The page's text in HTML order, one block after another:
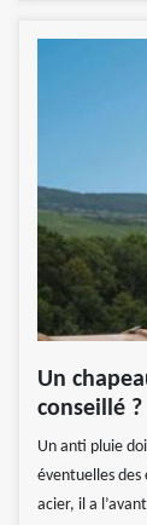
Un
conseillé ?
Un anti pluie
éventuelles des
acier, il a